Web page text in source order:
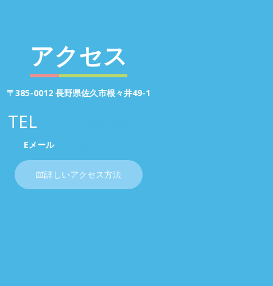
アクセス
〒385-0012 長野県佐久市根々井49-1
TEL
Eメール
詳しいアクセス方法